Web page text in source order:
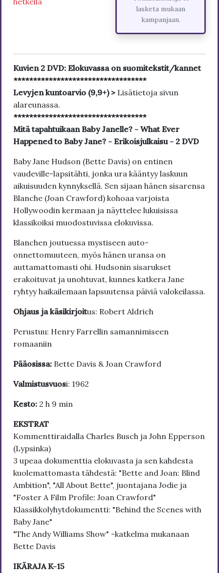
lasketa mukaan
kampanjaan.
Kuvien 2 DVD: Elokuvassa on suomitekstit/kannet
**********************************
Levyjen kuntoarvio (9,9+) > Lisätietoja sivun
alareunassa.
**********************************
Mitä tapahtuikaan Baby Janelle? - What Ever
Happened to Baby Jane? - Erikoisjulkaisu - 2 DVD
Baby Jane Hudson (Bette Davis) on entinen
vaudeville-lapsitähti, jonka ura kääntyy laskuun
aikuisuuden kynnyksellä. Sen sijaan hänen sisarensa
Blanche (Joan Crawford) kohoaa varjoista
Hollywoodin kermaan ja näyttelee lukuisissa
klassikoiksi muodostuvissa elokuvissa.
Blanchen joutuessa mystiseen auto-
onnettomuuteen, myös hänen uransa on
auttamattomasti ohi. Hudsonin sisarukset
erakoituvat ja unohtuvat, kunnes katkera Jane
ryhtyy haikailemaan lapsuutensa päiviä valokeilassa.
Ohjaus ja käsikirjoitus: Robert Aldrich
Perustuu: Henry Farrellin samannimiseen
romaaniin
Pääosissa: Bette Davis & Joan Crawford
Valmistusvuosi: 1962
Kesto: 2 h 9 min
EKSTRAT
Kommenttiraidalla Charles Busch ja John Epperson
(Lypsinka)
3 upeaa dokumenttia elokuvasta ja sen kahdesta
kuolemattomasta tähdestä: "Bette and Joan: Blind
Ambition", "All About Bette", juontajana Jodie ja
"Foster A Film Profile: Joan Crawford"
Klassikkolyhytdokumentti: "Behind the Scenes with
Baby Jane"
"The Andy Williams Show" -katkelma mukanaan
Bette Davis
IKÄRAJA K-15